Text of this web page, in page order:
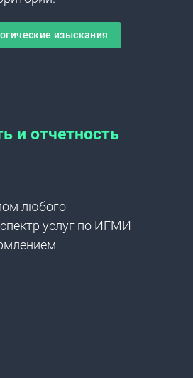
изыскания
и отчетность
любого
услуг по ИГМИ